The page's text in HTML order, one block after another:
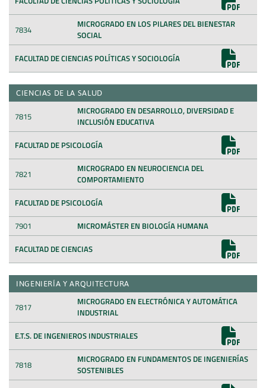
7834
MICROGRADO EN LOS PILARES DEL BIENESTAR
SOCIAL
FACULTAD DE CIENCIAS POLÍTICAS Y SOCIOLOGÍA
CIENCIAS DE LA SALUD
7815
MICROGRADO EN DESARROLLO, DIVERSIDAD E
INCLUSIÓN EDUCATIVA
FACULTAD DE PSICOLOGÍA
7821
MICROGRADO EN NEUROCIENCIA DEL
COMPORTAMIENTO
FACULTAD DE PSICOLOGÍA
7901
MICROMÁSTER EN BIOLOGÍA HUMANA
FACULTAD DE CIENCIAS
INGENIERÍA Y ARQUITECTURA
7817
MICROGRADO EN ELECTRÓNICA Y AUTOMÁTICA
INDUSTRIAL
E.T.S. DE INGENIEROS INDUSTRIALES
7818
MICROGRADO EN FUNDAMENTOS DE INGENIERÍAS
SOSTENIBLES